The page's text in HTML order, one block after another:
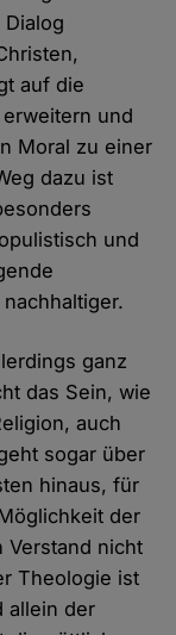
auf die
und
Moral zu einer
dazu ist
und
ganz
das Sein, wie
auch
sogar über
hinaus, für
der
Verstand nicht
Theologie ist
allein der